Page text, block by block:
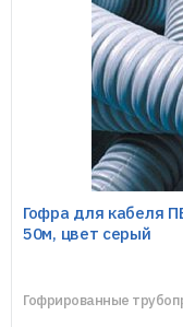
Гофра для кабеля
50м, цвет серый
Гофрированные